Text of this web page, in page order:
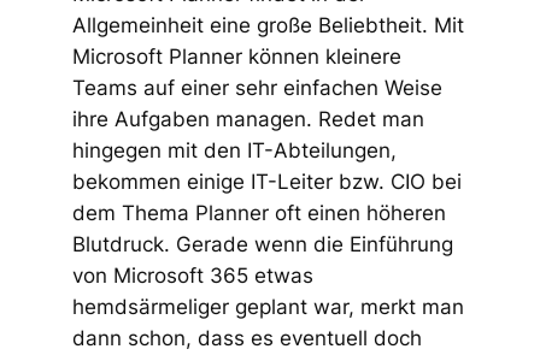
Allgemeinheit eine große Beliebtheit. Mit
Microsoft Planner können kleinere
Teams auf einer sehr einfachen Weise
ihre Aufgaben managen. Redet man
hingegen mit den IT-Abteilungen,
bekommen einige IT-Leiter bzw. CIO bei
dem Thema Planner oft einen höheren
Blutdruck. Gerade wenn die Einführung
von Microsoft 365 etwas
hemdsärmeliger geplant war, merkt man
dann schon, dass es eventuell doch